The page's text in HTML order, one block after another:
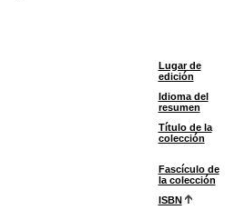
Lugar de
edición
Idioma del
resumen
Título de la
colección
Fascículo de
la colección
ISBN